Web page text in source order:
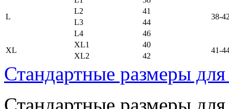
L
38-
L2
41
L3
44
L4
46
XL
XL1 40
41-
XL2 42
Стандартные размеры